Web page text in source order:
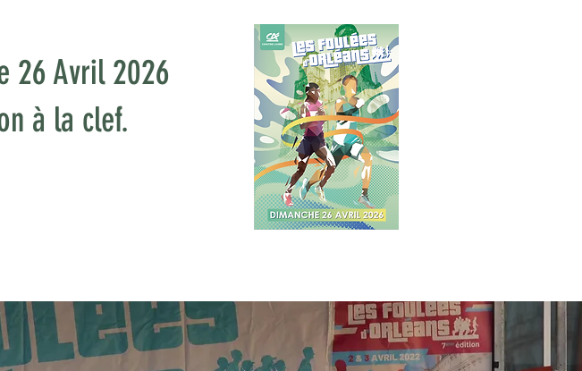
26 Avril 2026
à la clef.